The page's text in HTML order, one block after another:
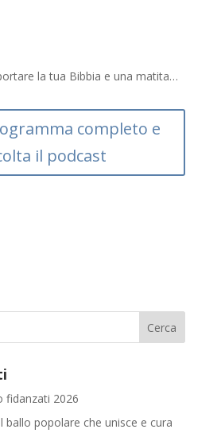
a
m
vi
di
la tua Bibbia e una matita…
completo e
il podcast
fidanzati 2026
ballo popolare che unisce e cura